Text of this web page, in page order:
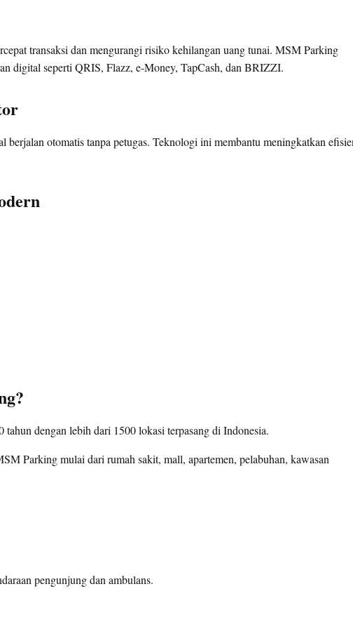
transaksi dan mengurangi risiko kehilangan uang tunai. MSM Parking
digital seperti QRIS, Flazz, e-Money, TapCash, dan BRIZZI.
berjalan otomatis tanpa petugas. Teknologi ini membantu meningkatkan
dengan lebih dari 1500 lokasi terpasang di Indonesia.
Parking mulai dari rumah sakit, mall, apartemen, pelabuhan, kawasan
pengunjung dan ambulans.